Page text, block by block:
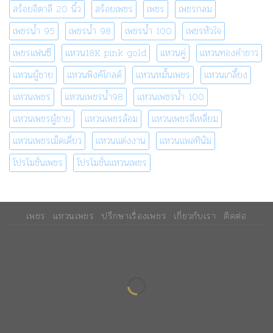
สร้อยอิตาลี 20 นิ้ว
สร้อยเพชร เพชร
เพชรกลม
เพชรน้ำ 95
เพชรน้ำ 98 เพชรน้ำ 100
เพชรหัวใจ
เพชรแฟนซี
แหวน18K pink gold แหวนคู่
แหวนทองคำขาว
แหวนผู้ชาย
แหวนพิงค์โกลด์ แหวนหมั้นเพชร
แหวนเกลี้ยง
แหวนเพชร
แหวนเพชรน้ำ98
แหวนเพชรน้ำ 100
แหวนเพชรผู้ชาย
แหวนเพชรล้อม
แหวนเพชรสี่เหลี่ยม
แหวนเพชรเม็ดเดี่ยว
แหวนแต่งงาน
แหวนแพลทินัม
โปรโมชั่นเพชร
โปรโมชั่นแหวนเพชร
เพชร แหวนเพชร ปรึกษาเรื่องเพชร เกี่ยวกับเรา ติดต่อ